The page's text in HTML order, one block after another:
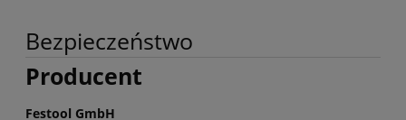
Bezpieczeństwo
Producent
Festool GmbH